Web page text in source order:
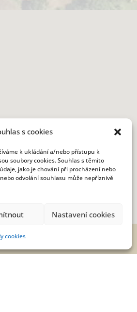
s cookies
k ukládání a/nebo přístupu k
soubory cookies. Souhlas s těmito
jako je chování při procházení nebo
odvolání souhlasu může nepříznivě
Nastavení cookies
cookies